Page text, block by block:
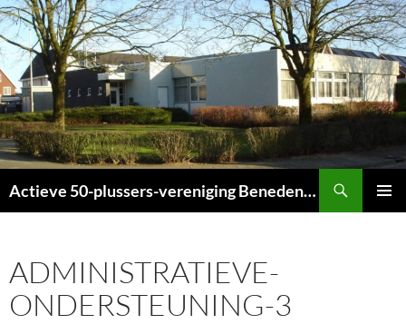
Ga
naar
de
inhoud
Actieve 50-plussers-vereniging Beneden-Leeuwen
ADMINISTRATIEVE-
ONDERSTEUNING-3